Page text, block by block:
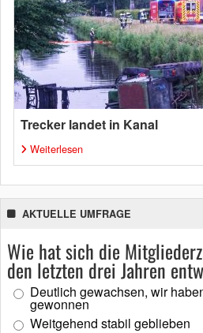
Trecker landet in Kanal
Weiterlesen
AKTUELLE UMFRAGE
Wie hat sich die
den letzten drei Jahren
Deutlich gewachsen, wir
gewonnen
Weitgehend stabil geblieben